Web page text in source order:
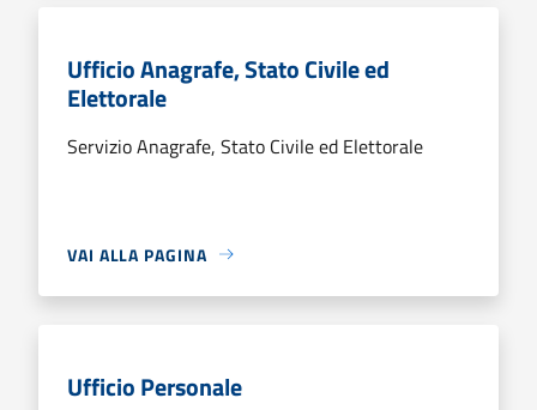
Ufficio Anagrafe, Stato Civile ed
Elettorale
Servizio Anagrafe, Stato Civile ed Elettorale
VAI ALLA PAGINA
Ufficio Personale